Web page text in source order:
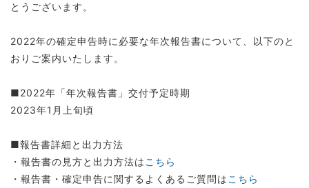
とうございます。
2022年の確定申告時に必要な年次報告書について、以下のと
おりご案内いたします。
■2022年「年次報告書」交付予定時期
2023年1月上旬頃
■報告書詳細と出力方法
・報告書の見方と出力方法は こちら
・報告書・確定申告に関するよくあるご質問は こちら